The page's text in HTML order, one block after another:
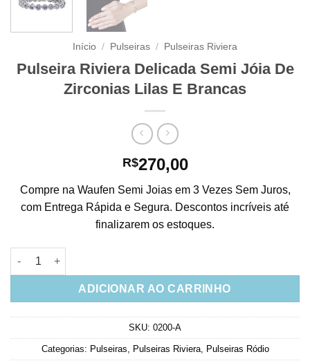
Início / Pulseiras / Pulseiras Riviera
Pulseira Riviera Delicada Semi Jóia De
Zirconias Lilas E Brancas
R$270,00
Compre na Waufen Semi Joias em 3 Vezes Sem Juros,
com Entrega Rápida e Segura. Descontos incríveis até
finalizarem os estoques.
Pulseira Riviera Delicada Semi Jóia De Zirconias Lilas E
ADICIONAR AO CARRINHO
SKU: 0200-A
Categorias: Pulseiras Pulseiras Riviera, Pulseiras Ródio